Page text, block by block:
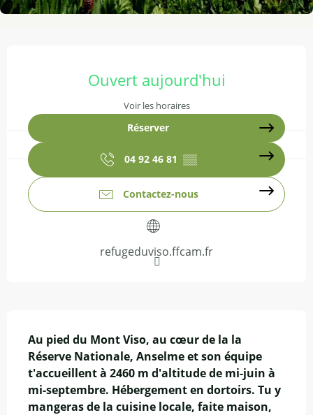
Ouvert aujourd'hui
Voir les horaires
Réserver
04 92 46 81 ▒▒
Contactez-nous
refugeduviso.ffcam.fr
Au pied du Mont Viso, au cœur de la la
Réserve Nationale, Anselme et son équipe
t'accueillent à 2460 m d'altitude de mi-juin à
mi-septembre. Hébergement en dortoirs. Tu y
mangeras de la cuisine locale, faite maison,